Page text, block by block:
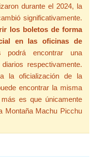
durante el 2024, la
significativamente.
los boletos de forma
en las oficinas de
encontrar una
respectivamente.
la oficialización de la
encontrar la misma
es que únicamente
Montaña Machu Picchu